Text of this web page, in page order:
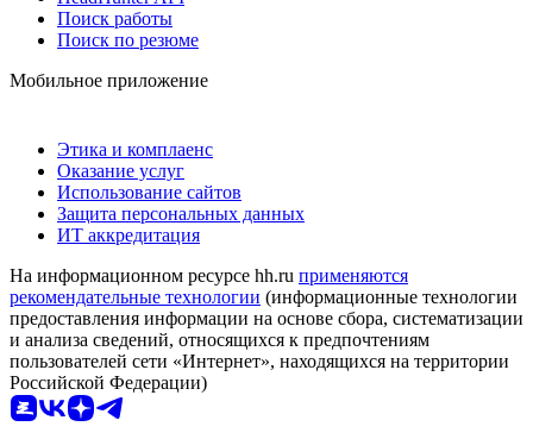
Поиск работы
Поиск по резюме
Мобильное приложение
Этика и комплаенс
Оказание услуг
Использование сайтов
Защита персональных данных
ИТ аккредитация
На информационном ресурсе hh.ru применяются
рекомендательные технологии (информационные технологии
предоставления информации на основе сбора, систематизации
и анализа сведений, относящихся к предпочтениям
пользователей сети «Интернет», находящихся на территории
Российской Федерации)